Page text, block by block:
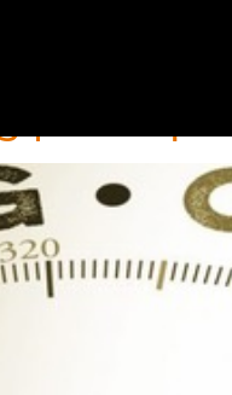
per la